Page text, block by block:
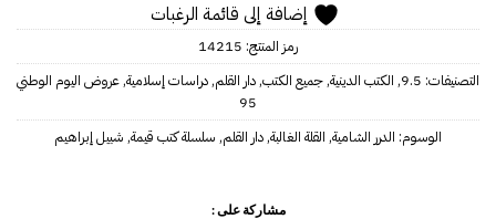
إضافة إلى قائمة الرغبات
رمز المنتج: 14215
التصنيفات: 9.5
, الكتب الدينية,جميع الكتب,دار القلم,دراسات إسلامية,عروض اليوم الوطني
95
الوسوم: الدرر الشامية, القلة الغالبة,دار القلم, سلسلة كتب قيمة, شبيل إبراهيم
مشاركة على :